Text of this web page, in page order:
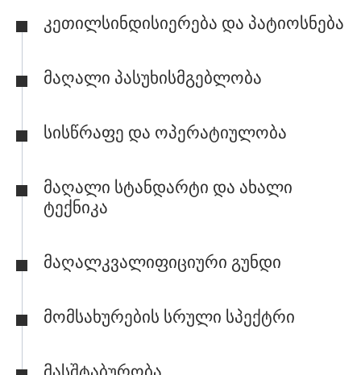
Კეთილსინდისიერება Და Პატიოსნება
Მაღალი Პასუხისმგებლობა
Სისწრაფე Და Ოპერატიულობა
Მაღალი Სტანდარტი Და Ახალი
Ტექნიკა
Მაღალკვალიფიციური Გუნდი
Მომსახურების Სრული Სპექტრი